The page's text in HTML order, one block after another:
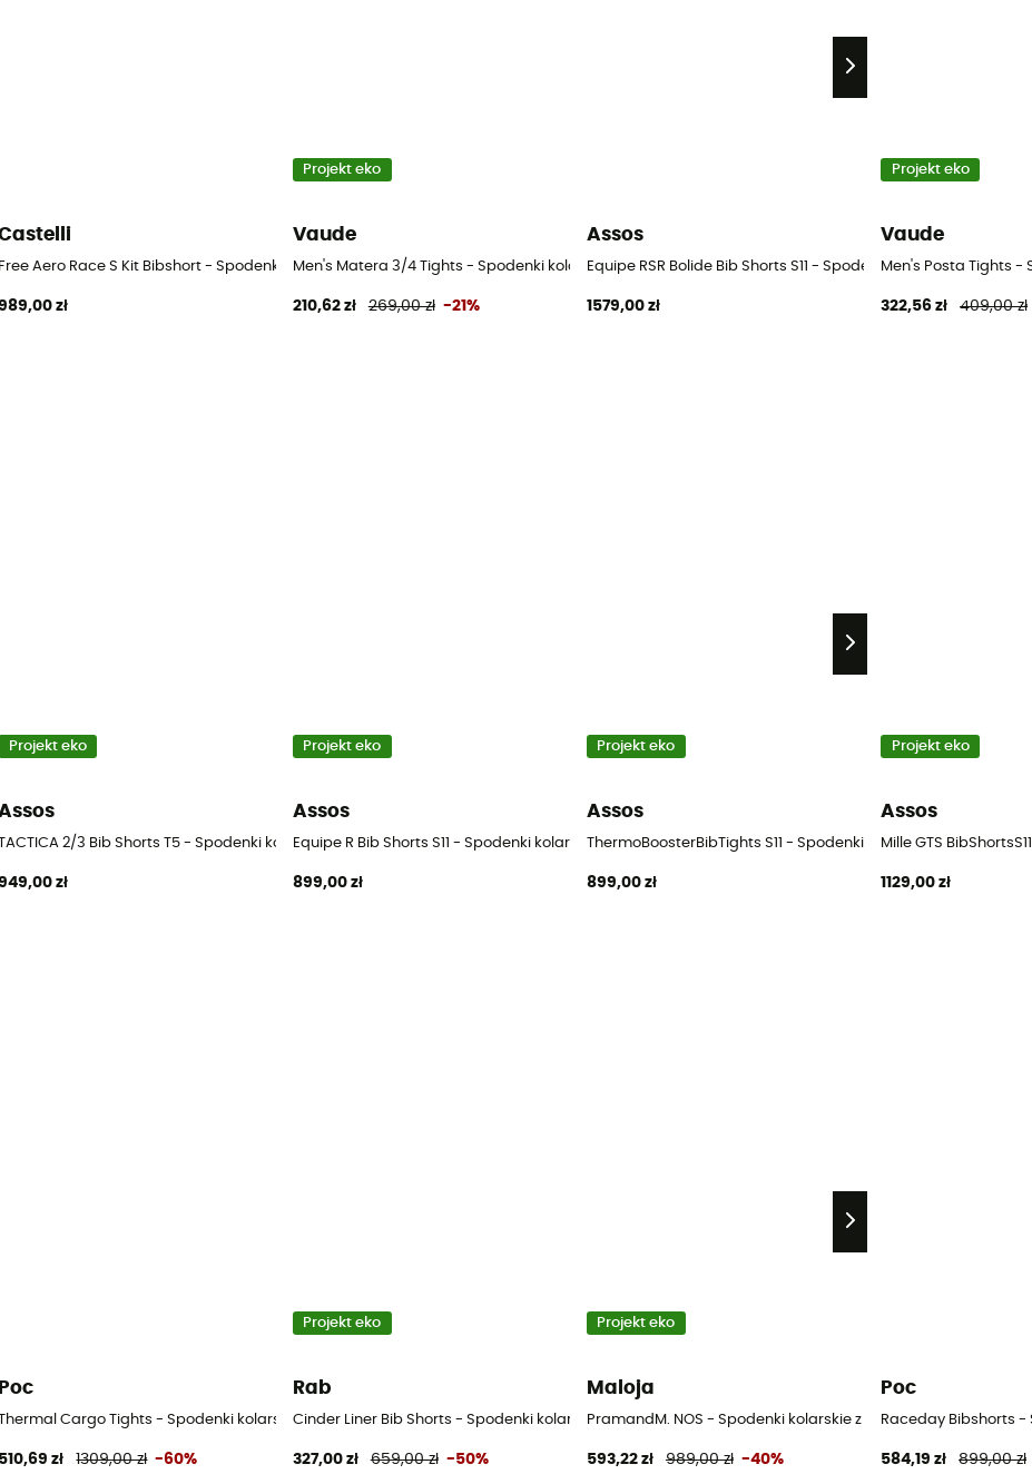
rowerowe męskie
Free Aero Race S Kit Bibshort - Spodenki kolarskie z szelkami rowerowe męskie
zł
Projekt eko
Vaude
Men's Matera 3/4 Tights - Spodenki kolarskie z szelkami rowerowe męskie
210,62 zł 269,00 zł -21%
Assos
Equipe RSR Bolide Bib Shorts S11 - Spodenki kolarskie z
1579,00 zł
Projekt eko
Vaude
Men's Posta Tights -
322,56 zł 409,00 zł
z szelkami rowerowe męskie
Projekt eko
2/3 Bib Shorts T5 - Spodenki kolarskie z szelkami MTB męskie
zł
Projekt eko
Assos
Equipe R Bib Shorts S11 - Spodenki kolarskie z szelkami rowerowe męskie
899,00 zł
Projekt eko
Assos
ThermoBoosterBibTights S11 - Spodenki kolarskie z szelkami
899,00 zł
Projekt eko
Assos
Mille GTS
1129,00 zł
z szelkami rowerowe męskie
Poc
Cargo Tights - Spodenki kolarskie z szelkami rowerowe męskie
510,69 zł 1309,00 zł -60%
Projekt eko
Rab
Cinder Liner Bib Shorts - Spodenki kolarskie z szelkami rowerowe męskie
327,00 zł 659,00 zł -50%
Projekt eko
Maloja
PramandM. NOS - Spodenki kolarskie z szelkami rowerowe
593,22 zł 989,00 zł -40%
Poc
Raceday Bibshorts -
584,19 zł 899,00 zł